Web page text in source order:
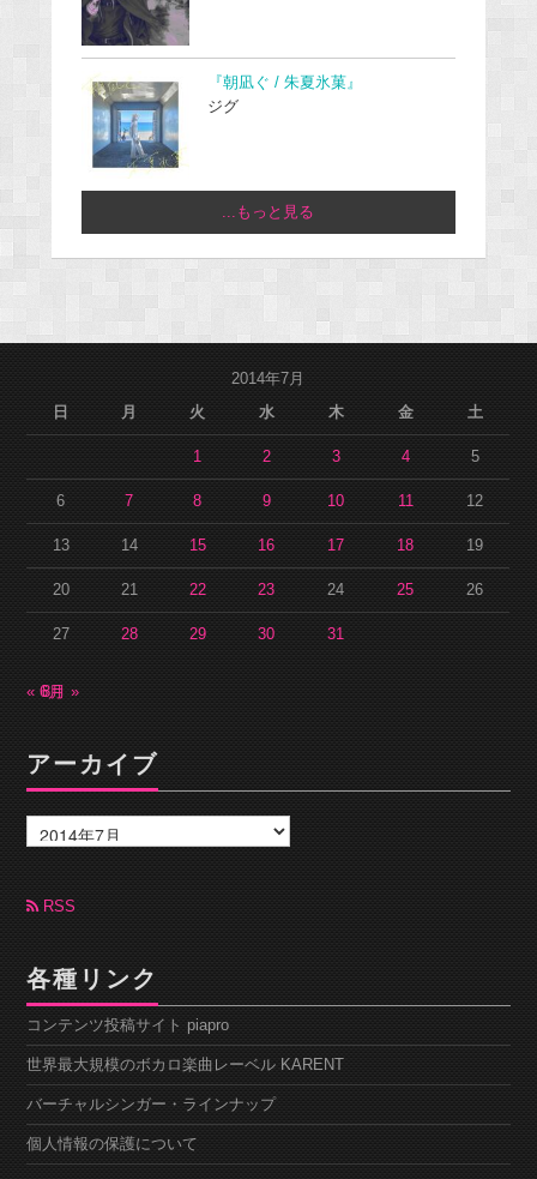
『朝凪ぐ / 朱夏氷菓』
ジグ
...もっと見る
2014年7月
日
月 火 水 木 金 土
1 2 3 4 5
6 7 8 9 10 11 12
13 14 15 16 17 18 19
20 21 22 23 24 25 26
27 28 29 30 31
« 6月8月 »
アーカイブ
ー
カ
ブ RSS
各種リンク
コンテンツ投稿サイト piapro
世界最大規模のボカロ楽曲レーベル KARENT
バーチャルシンガー・ラインナップ
個人情報の保護について